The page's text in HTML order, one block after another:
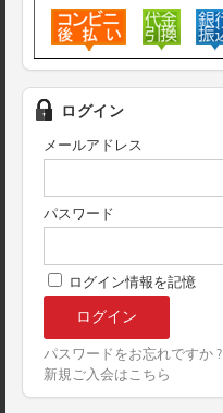
ログイン
メールアドレス
パスワード
ログイン情報を記憶
パスワードをお忘れですか ?
新規ご入会はこちら